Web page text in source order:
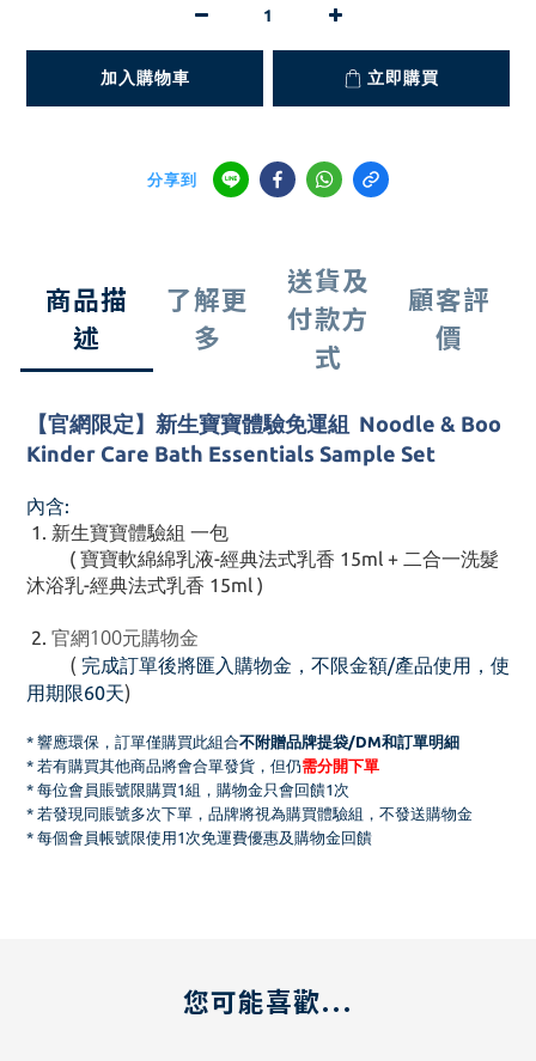
加入購物車 立即購買
分享到
商品描
述
了解更
多
送貨及
付款方
式
顧客評
價
【官網限定】新生寶寶體驗免運組 Noodle & Boo
Kinder Care Bath Essentials Sample Set
內含:
1. 新生寶寶體驗組 一包
( 寶寶軟綿綿乳液-經典法式乳香 15ml + 二合一洗髮
沐浴乳-經典法式乳香 15ml )
2. 官網100元購物金
( 完成訂單後將匯入購物金， 不限金額/產品使用， 使
用期限60天)
* 響應環保， 訂單僅購買此組合不附贈品牌提袋/DM和訂單明細
* 若有購買其他商品將會合單發貨，但仍需分開下單
* 每位會員賬號限購買1組，購物金只會回饋1次
* 若發現同賬號多次下單，品牌將視為購買體驗組，不發送購物金
* 每個會員帳號限使用1次免運費優惠及購物金回饋
您可能喜歡...